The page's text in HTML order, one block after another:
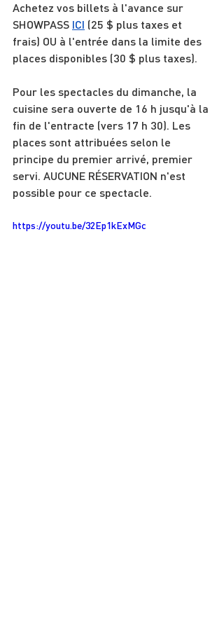
Achetez vos billets à l'avance sur
SHOWPASS ICI (25 $ plus taxes et
frais) OU à l'entrée dans la limite des
places disponibles (30 $ plus taxes).
Pour les spectacles du dimanche, la
cuisine sera ouverte de 16 h jusqu'à la
fin de l'entracte (vers 17 h 30). Les
places sont attribuées selon le
principe du premier arrivé, premier
servi. AUCUNE RÉSERVATION n'est
possible pour ce spectacle.
https://youtu.be/32Ep1kExMGc